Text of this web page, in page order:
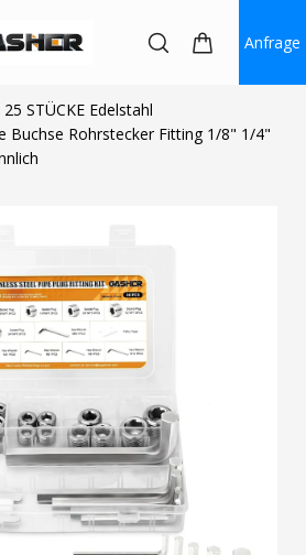
Anfrage
25 STÜCKE Edelstahl
Buchse Rohrstecker Fitting 1/8" 1/4"